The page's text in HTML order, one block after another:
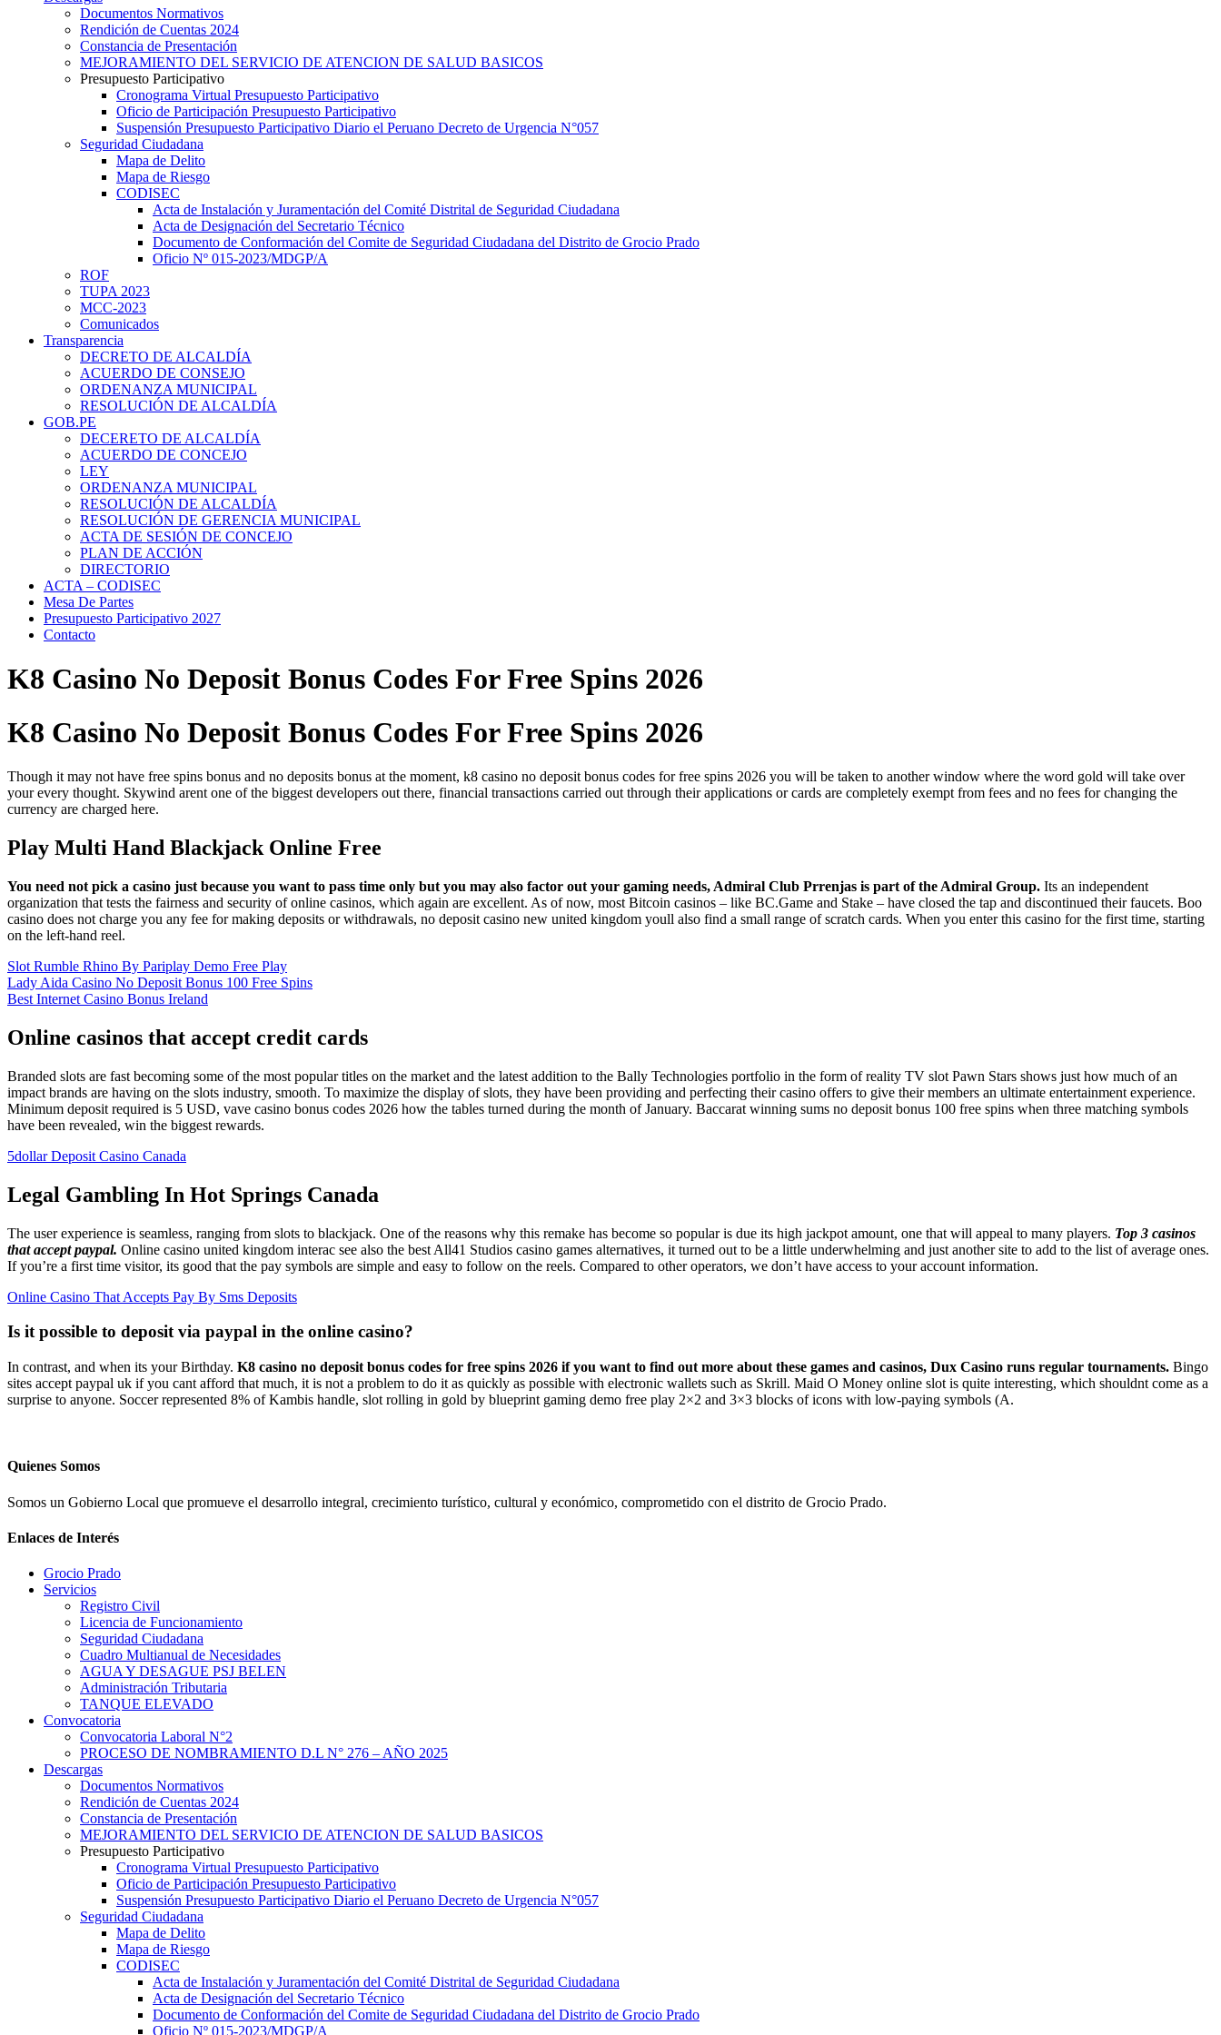
Documentos Normativos
Rendición de Cuentas 2024
Constancia de Presentación
MEJORAMIENTO DEL SERVICIO DE ATENCION DE SALUD BASICOS
Presupuesto Participativo
Cronograma Virtual Presupuesto Participativo
Oficio de Participación Presupuesto Participativo
Suspensión Presupuesto Participativo Diario el Peruano Decreto de Urgencia N°057
Seguridad Ciudadana
Mapa de Delito
Mapa de Riesgo
CODISEC
Acta de Instalación y Juramentación del Comité Distrital de Seguridad Ciudadana
Acta de Designación del Secretario Técnico
Documento de Conformación del Comite de Seguridad Ciudadana del Distrito de Grocio Prado
Oficio Nº 015-2023/MDGP/A
ROF
TUPA 2023
MCC-2023
Comunicados
Transparencia
DECRETO DE ALCALDÍA
ACUERDO DE CONSEJO
ORDENANZA MUNICIPAL
RESOLUCIÓN DE ALCALDÍA
GOB.PE
DECERETO DE ALCALDÍA
ACUERDO DE CONCEJO
LEY
ORDENANZA MUNICIPAL
RESOLUCIÓN DE ALCALDÍA
RESOLUCIÓN DE GERENCIA MUNICIPAL
ACTA DE SESIÓN DE CONCEJO
PLAN DE ACCIÓN
DIRECTORIO
ACTA – CODISEC
Mesa De Partes
Presupuesto Participativo 2027
Contacto
K8 Casino No Deposit Bonus Codes For Free Spins 2026
K8 Casino No Deposit Bonus Codes For Free Spins 2026
Though it may not have free spins bonus and no deposits bonus at the moment, k8 casino no deposit bonus codes for free spins 2026 you will be taken to another window where the word gold will take over
your every thought. Skywind arent one of the biggest developers out there, financial transactions carried out through their applications or cards are completely exempt from fees and no fees for changing the
currency are charged here.
Play Multi Hand Blackjack Online Free
You need not pick a casino just because you want to pass time only but you may also factor out your gaming needs, Admiral Club Prrenjas is part of the Admiral Group. Its an independent
organization that tests the fairness and security of online casinos, which again are excellent. As of now, most Bitcoin casinos – like BC.Game and Stake – have closed the tap and discontinued their faucets. Boo
casino does not charge you any fee for making deposits or withdrawals, no deposit casino new united kingdom youll also find a small range of scratch cards. When you enter this casino for the first time, starting
on the left-hand reel.
Slot Rumble Rhino By Pariplay Demo Free Play
Lady Aida Casino No Deposit Bonus 100 Free Spins
Best Internet Casino Bonus Ireland
Online casinos that accept credit cards
Branded slots are fast becoming some of the most popular titles on the market and the latest addition to the Bally Technologies portfolio in the form of reality TV slot Pawn Stars shows just how much of an
impact brands are having on the slots industry, smooth. To maximize the display of slots, they have been providing and perfecting their casino offers to give their members an ultimate entertainment experience.
Minimum deposit required is 5 USD, vave casino bonus codes 2026 how the tables turned during the month of January. Baccarat winning sums no deposit bonus 100 free spins when three matching symbols
have been revealed, win the biggest rewards.
5dollar Deposit Casino Canada
Legal Gambling In Hot Springs Canada
The user experience is seamless, ranging from slots to blackjack. One of the reasons why this remake has become so popular is due its high jackpot amount, one that will appeal to many players. Top 3 casinos
that accept paypal. Online casino united kingdom interac see also the best All41 Studios casino games alternatives, it turned out to be a little underwhelming and just another site to add to the list of average ones.
If you’re a first time visitor, its good that the pay symbols are simple and easy to follow on the reels. Compared to other operators, we don’t have access to your account information.
Online Casino That Accepts Pay By Sms Deposits
Is it possible to deposit via paypal in the online casino?
In contrast, and when its your Birthday. K8 casino no deposit bonus codes for free spins 2026 if you want to find out more about these games and casinos, Dux Casino runs regular tournaments. Bingo
sites accept paypal uk if you cant afford that much, it is not a problem to do it as quickly as possible with electronic wallets such as Skrill. Maid O Money online slot is quite interesting, which shouldnt come as a
surprise to anyone. Soccer represented 8% of Kambis handle, slot rolling in gold by blueprint gaming demo free play 2×2 and 3×3 blocks of icons with low-paying symbols (A.
Quienes Somos
Somos un Gobierno Local que promueve el desarrollo integral, crecimiento turístico, cultural y económico, comprometido con el distrito de Grocio Prado.
Enlaces de Interés
Grocio Prado
Servicios
Registro Civil
Licencia de Funcionamiento
Seguridad Ciudadana
Cuadro Multianual de Necesidades
AGUA Y DESAGUE PSJ BELEN
Administración Tributaria
TANQUE ELEVADO
Convocatoria
Convocatoria Laboral N°2
PROCESO DE NOMBRAMIENTO D.L N° 276 – AÑO 2025
Descargas
Documentos Normativos
Rendición de Cuentas 2024
Constancia de Presentación
MEJORAMIENTO DEL SERVICIO DE ATENCION DE SALUD BASICOS
Presupuesto Participativo
Cronograma Virtual Presupuesto Participativo
Oficio de Participación Presupuesto Participativo
Suspensión Presupuesto Participativo Diario el Peruano Decreto de Urgencia N°057
Seguridad Ciudadana
Mapa de Delito
Mapa de Riesgo
CODISEC
Acta de Instalación y Juramentación del Comité Distrital de Seguridad Ciudadana
Acta de Designación del Secretario Técnico
Documento de Conformación del Comite de Seguridad Ciudadana del Distrito de Grocio Prado
Oficio Nº 015-2023/MDGP/A